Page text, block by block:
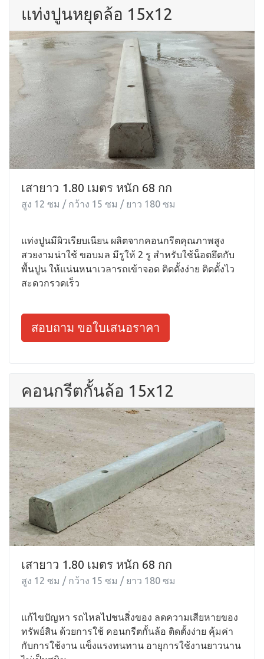
แท่งปูนหยุดล้อ 15x12
เสายาว 1.80 เมตร หนัก 68 กก
สูง 12 ซม / กว้าง 15 ซม / ยาว 180 ซม
แท่งปูนมีผิวเรียบเนียน ผลิตจากคอนกรีตคุณภาพสูง
สวยงามน่าใช้ ขอบมล มีรูให้ 2 รู สำหรับใช้น็อตยึดกับ
พื้นปูน ให้แน่นหนาเวลารถเข้าจอด ติดตั้งง่าย ติดตั้งไว
สะดวกรวดเร็ว
สอบถาม ขอใบเสนอราคา
คอนกรีตกั้นล้อ 15x12
เสายาว 1.80 เมตร หนัก 68 กก
สูง 12 ซม / กว้าง 15 ซม / ยาว 180 ซม
แก้ไขปัญหา รถไหลไปชนสิ่งของ ลดความเสียหายของ
ทรัพย์สิน ด้วยการใช้ คอนกรีตกั้นล้อ ติดตั้งง่าย คุ้มค่า
กับการใช้งาน แข็งแรงทนทาน อายุการใช้งานยาวนาน